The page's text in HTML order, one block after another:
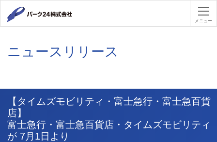
パーク２
メニュー
ニュースリリース
【タイムズモビリティ・富士急行・富士急百貨
店】
富士急行・富士急百貨店・タイムズモビリティ
が 7月1日より